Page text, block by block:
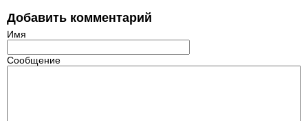
Добавить комментарий
Имя
Сообщение